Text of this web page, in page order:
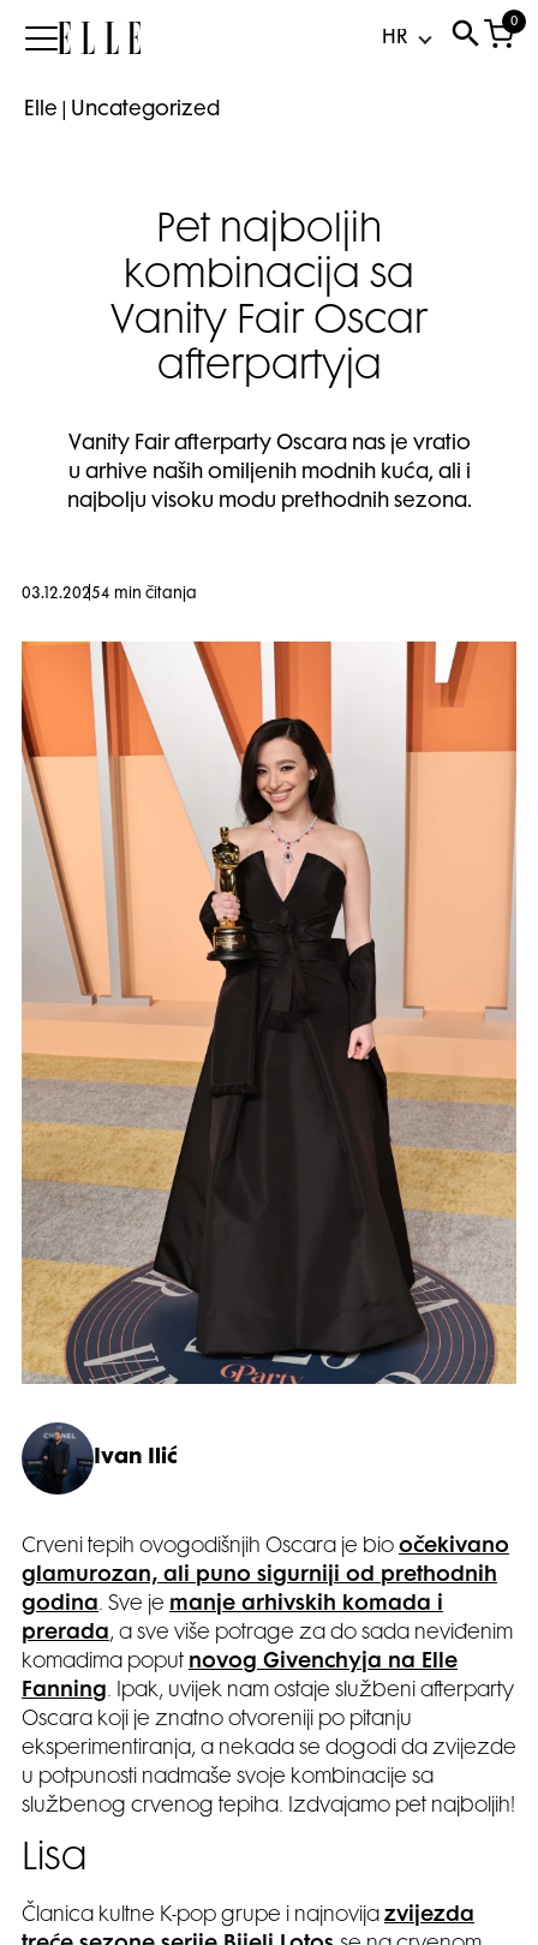
Elle
0
Elle Uncategorized
Pet najboljih
kombinacija sa
Vanity Fair Oscar
afterpartyja
Vanity Fair afterparty Oscara nas je vratio
u arhive naših omiljenih modnih kuća, ali i
najbolju visoku modu prethodnih sezona.
03.12.20254 min čitanja
Ivan Ilić
Crveni tepih ovogodišnjih Oscara je bio očekivano
glamurozan, ali puno sigurniji od prethodnih
godina. Sve je manje arhivskih komada i
prerada, a sve više potrage za do sada neviđenim
komadima poput novog Givenchyja na Elle
Fanning. Ipak, uvijek nam ostaje službeni afterparty
Oscara koji je znatno otvoreniji po pitanju
eksperimentiranja, a nekada se dogodi da zvijezde
u potpunosti nadmaše svoje kombinacije sa
službenog crvenog tepiha. Izdvajamo pet najboljih!
Lisa
Članica kultne K-pop grupe i najnovija zvijezda